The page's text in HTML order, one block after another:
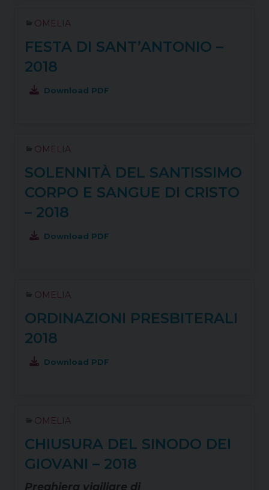
OMELIA
FESTA DI SANT’ANTONIO –
2018
Download PDF
OMELIA
SOLENNITÀ DEL SANTISSIMO
CORPO E SANGUE DI CRISTO
– 2018
Download PDF
OMELIA
ORDINAZIONI PRESBITERALI
2018
Download PDF
OMELIA
CHIUSURA DEL SINODO DEI
GIOVANI – 2018
Preghiera vigiliare di